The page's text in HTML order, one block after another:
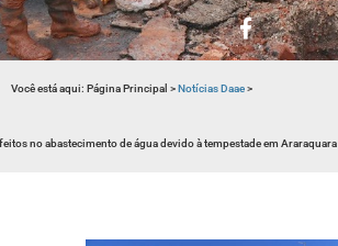
Você está aqui: Página Principal >Notícias Daae>
no abastecimento de água devido à tempestade em Araraquara